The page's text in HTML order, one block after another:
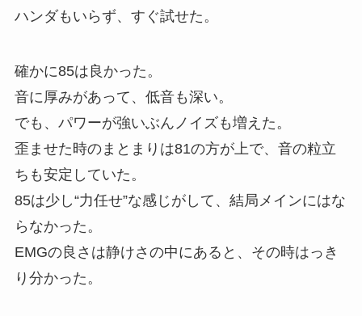
ハンダもいらず、すぐ試せた。
確かに85は良かった。
音に厚みがあって、低音も深い。
でも、パワーが強いぶんノイズも増えた。
歪ませた時のまとまりは81の方が上で、音の粒立
ちも安定していた。
85は少し“力任せ”な感じがして、結局メインにはな
らなかった。
EMGの良さは静けさの中にあると、その時はっき
り分かった。